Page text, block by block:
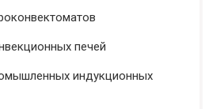
печей
индукционных